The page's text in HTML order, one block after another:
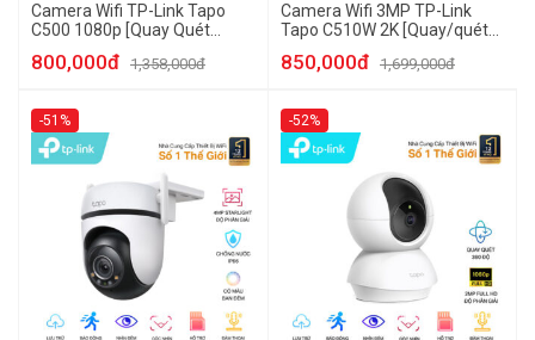
Camera Wifi TP-Link Tapo
C500 1080p [Quay Quét
800,000đ 1,358,000đ
Camera Wifi 3MP TP-Link
Tapo C510W 2K [Quay/quét
850,000đ 1,699,000đ
-51% -52%